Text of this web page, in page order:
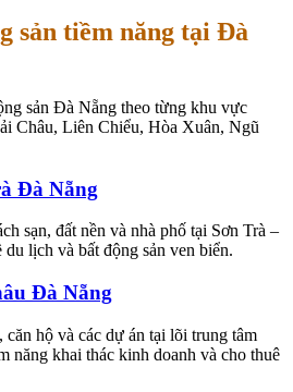
sản tiềm năng tại Đà
sản Đà Nẵng theo từng khu vực
Châu, Liên Chiểu, Hòa Xuân, Ngũ
Đà Nẵng
sạn, đất nền và nhà phố tại Sơn Trà –
lịch và bất động sản ven biển.
Đà Nẵng
căn hộ và các dự án tại lõi trung tâm
năng khai thác kinh doanh và cho thuê